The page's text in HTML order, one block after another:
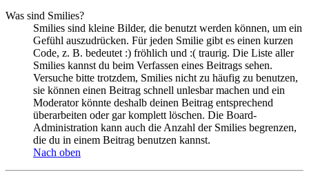
Was sind Smilies?
Smilies sind kleine Bilder, die benutzt werden können, um ein
Gefühl auszudrücken. Für jeden Smilie gibt es einen kurzen
Code, z. B. bedeutet :) fröhlich und :( traurig. Die Liste aller
Smilies kannst du beim Verfassen eines Beitrags sehen.
Versuche bitte trotzdem, Smilies nicht zu häufig zu benutzen,
sie können einen Beitrag schnell unlesbar machen und ein
Moderator könnte deshalb deinen Beitrag entsprechend
überarbeiten oder gar komplett löschen. Die Board-
Administration kann auch die Anzahl der Smilies begrenzen,
die du in einem Beitrag benutzen kannst.
Nach oben